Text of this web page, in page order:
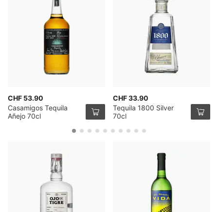
CHF 53.90
Casamigos Tequila
Añejo 70cl
CHF 33.90
Tequila 1800 Silver
70cl